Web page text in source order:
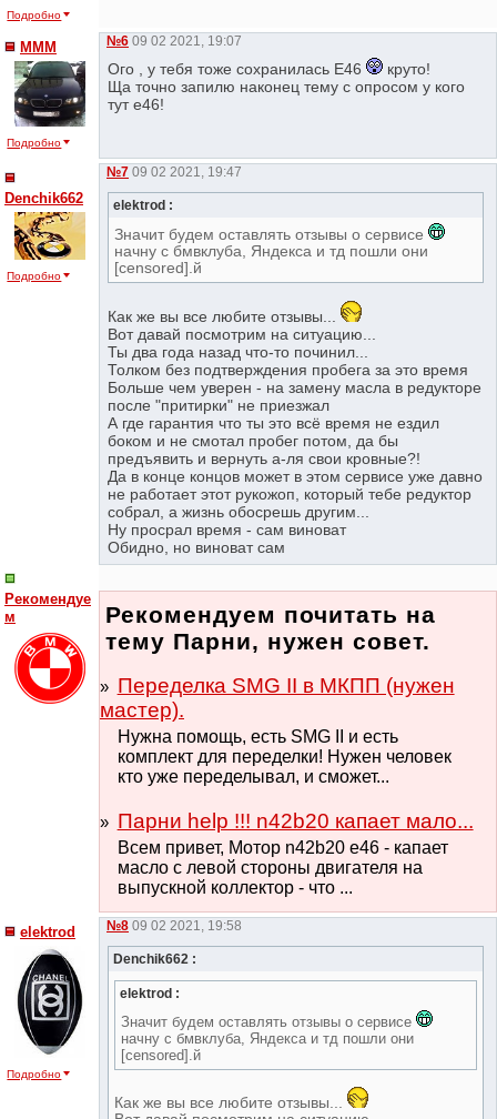
Подробно
МММ
Подробно
№6 09 02 2021, 19:07
Ого , у тебя тоже сохранилась Е46
круто!
Ща точно запилю наконец тему с опросом у кого
тут е46!
Denchik662
Подробно
№7 09 02 2021, 19:47
elektrod :
Значит будем оставлять отзывы о сервисе
начну с бмвклуба, Яндекса и тд пошли они
[censored].й
Как же вы все любите отзывы...
Вот давай посмотрим на ситуацию...
Ты два года назад что-то починил...
Толком без подтверждения пробега за это время
Больше чем уверен - на замену масла в редукторе
после "притирки" не приезжал
А где гарантия что ты это всё время не ездил
боком и не смотал пробег потом, да бы
предъявить и вернуть а-ля свои кровные?!
Да в конце концов может в этом сервисе уже давно
не работает этот рукожоп, который тебе редуктор
собрал, а жизнь обосрешь другим...
Ну просрал время - сам виноват
Обидно, но виноват сам
Рекомендуе
м
Рекомендуем почитать на
тему Парни, нужен совет.
Переделка SMG II в МКПП (нужен
мастер).
Нужна помощь, есть SMG II и есть
комплект для переделки! Нужен человек
кто уже переделывал, и сможет...
Парни help !!! n42b20 капает мало...
Всем привет, Мотор n42b20 e46 - капает
масло с левой стороны двигателя на
выпускной коллектор - что ...
elektrod
Подробно
№8 09 02 2021, 19:58
Denchik662 :
elektrod :
Значит будем оставлять отзывы о сервисе
начну с бмвклуба, Яндекса и тд пошли они
[censored].й
Как же вы все любите отзывы...